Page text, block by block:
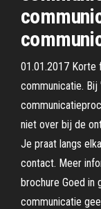
01.01.2017 Korte
communicatie. Bij
niet over bij de
Je praat langs
contact. Meer
brochure Goed in
communicatie